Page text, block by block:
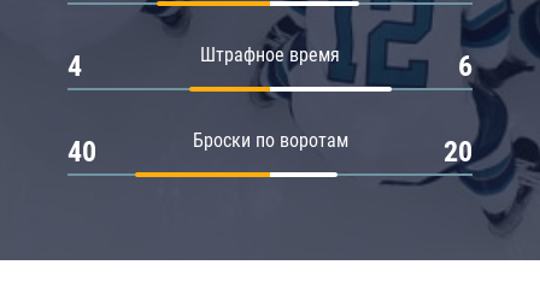
Штрафное время
4 6
Броски по воротам
40 20